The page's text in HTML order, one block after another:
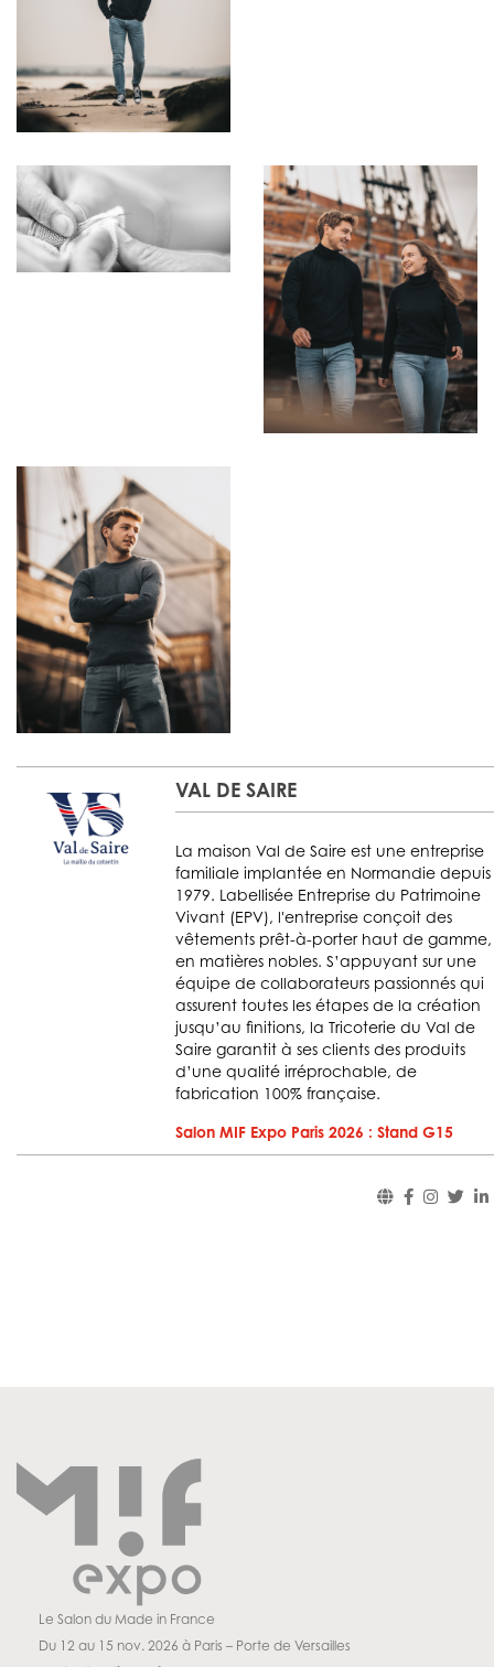
VAL DE SAIRE
La maison Val de Saire est une entreprise
familiale implantée en Normandie depuis
1979. Labellisée Entreprise du Patrimoine
Vivant (EPV), l'entreprise conçoit des
vêtements prêt-à-porter haut de gamme,
en matières nobles. S’appuyant sur une
équipe de collaborateurs passionnés qui
assurent toutes les étapes de la création
jusqu’au finitions, la Tricoterie du Val de
Saire garantit à ses clients des produits
d’une qualité irréprochable, de
fabrication 100% française.
Salon MIF Expo Paris 2026 : Stand G15
Le Salon du Made in France
Du 12 au 15 nov. 2026 à Paris – Porte de Versailles